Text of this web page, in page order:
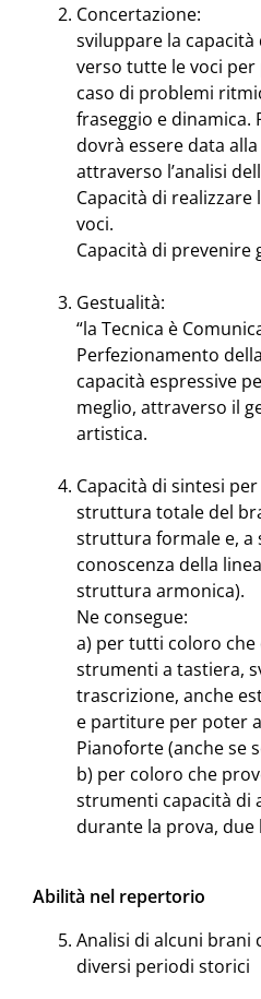
Concertazione:
sviluppare la
verso tutte le voci
caso di problemi
fraseggio e
dovrà essere data
attraverso l’analisi
Capacità di
voci.
Capacità di prevenire
Gestualità:
“la Tecnica è
Perfezionamento
capacità espressive
meglio, attraverso il
artistica.
Capacità di sintesi
struttura totale del
struttura formale e, a
conoscenza della
struttura armonica).
Ne consegue:
a) per tutti coloro
strumenti a tastiera,
trascrizione, anche
e partiture per poter
Pianoforte (anche se
b) per coloro che
strumenti capacità di
durante la prova, due
Abilità nel repertorio
Analisi di alcuni brani
diversi periodi storici